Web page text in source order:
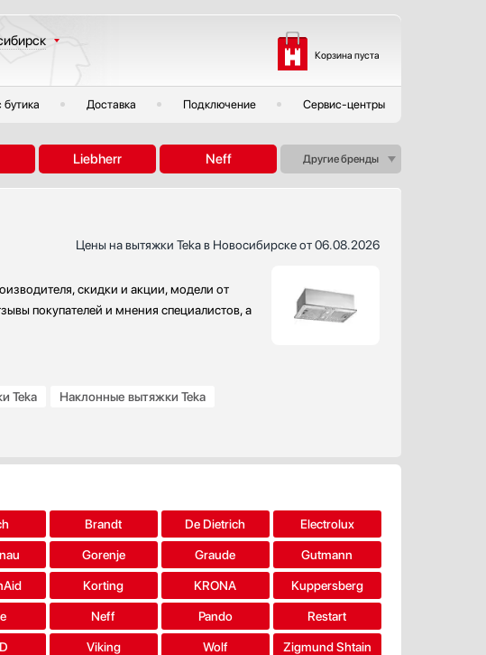
Корзина пуста
Доставка Подключение Сервис-центры
Liebherr Neff Другие бренды
Цены на вытяжки Teka в Новосибирске от 06.08.2026
скидки и акции, модели от
покупателей и мнения специалистов, а
Teka Наклонные вытяжки Teka
Brandt De Dietrich Electrolux
Gorenje Graude Gutmann
Korting KRONA Kuppersberg
Neff Pando Restart
Viking Wolf Zigmund Shtain